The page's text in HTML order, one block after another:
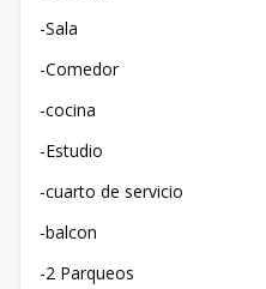
-Sala
-Comedor
-cocina
-Estudio
-cuarto de servicio
-balcon
-2 Parqueos